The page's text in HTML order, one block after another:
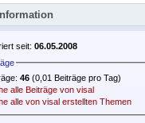
seit: 06.05.2008
46 (0,01 Beiträge pro Tag)
alle Beiträge von visal
alle von visal erstellten Themen